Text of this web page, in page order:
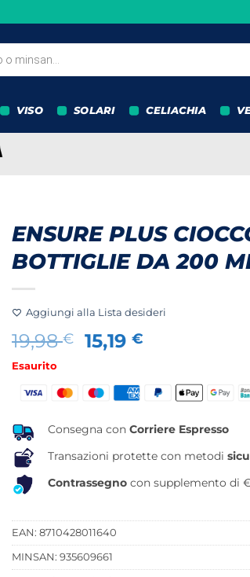
VISO SOLARI CELIACHIA
ENSURE PLUS
BOTTIGLIE DA 200
Aggiungi alla Lista desideri
19,98€
Il
era:
15,19€
attuale
è:
Esaurito
Consegna con Corriere Espresso
Transazioni protette con metodi
Contrassegno con supplemento di
EAN: 8710428011640
MINSAN: 935609661